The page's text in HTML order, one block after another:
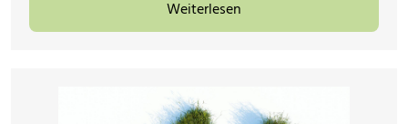
Weiterlesen